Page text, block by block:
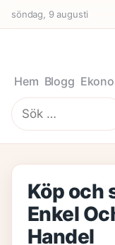
söndag, 9 augusti
Hem Blogg
Sök
efter:
Köp och
Enkel
Handel